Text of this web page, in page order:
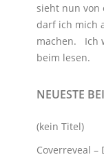
sieht nun von
darf ich mich
machen. Ich
beim lesen.
NEUESTE
(kein Titel)
Coverreveal –